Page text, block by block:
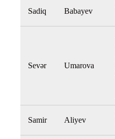
Sadiq Babayev
Sevər Umarova
Samir Aliyev